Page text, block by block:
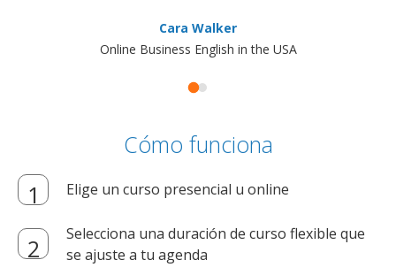
Cara Walker
Online Business English in the USA
Cómo funciona
Elige un curso presencial u online
Selecciona una duración de curso flexible que
se ajuste a tu agenda